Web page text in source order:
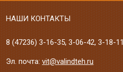
НАШИ КОНТАКТЫ
8 (47236) 3-16-35, 3-06-42, 3-18-11
Эл. почта: vit@valindteh.ru